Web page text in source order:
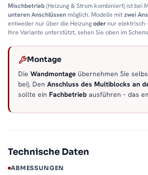
Mischbetrieb(Heizung & Strom kombiniert) ist bei
unteren Anschlüssen möglich. Modelle mitzwei
entweder nur über die Heizungoder nur elektrisch
Ihre Variante unterstützt, sehen Sie oben im
Montage
Die Wandmontage übernehmen Sie
bei). Den Anschluss des Multiblocks an
sollte ein Fachbetrieb ausführen – das
Technische Daten
ABMESSUNGEN